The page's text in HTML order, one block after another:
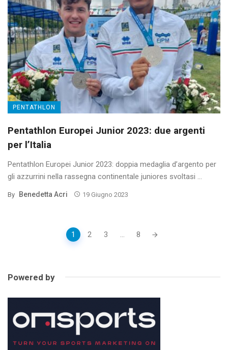
PENTATHLON
Pentathlon Europei Junior 2023: due argenti
per l’Italia
Pentathlon Europei Junior 2023: doppia medaglia d’argento per
gli azzurrini nella rassegna continentale juniores svoltasi ...
By Benedetta Acri 19 Giugno 2023
1 2 3 ... 8
Powered by